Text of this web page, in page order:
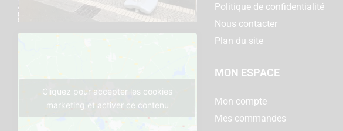
Cliquez pour accepter les cookies
marketing et activer ce contenu
Politique de confidentialité
Nous contacter
Plan du site
MON ESPACE
Mon compte
Mes commandes